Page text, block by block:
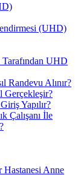
(UHD)
UHD
Randevu Alınır?
Gerçekleşir?
Yapılır?
Çalışanı İle
Hastanesi Anne